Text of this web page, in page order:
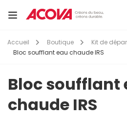
au Toggle
Accueil Boutique Kit de
Bloc soufflant eau chaude IRS
Bloc soufflant
chaude IRS